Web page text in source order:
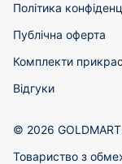
Політика
Публічна оферта
Комплекти прикрас
Відгуки
© 2026
Товариство з